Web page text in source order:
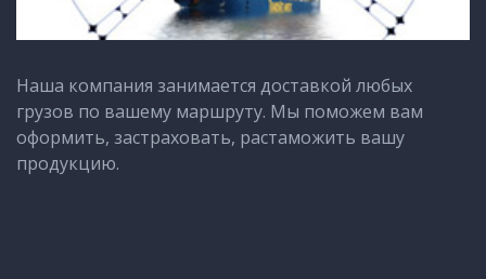
Наша компания занимается доставкой любых
грузов по вашему маршруту. Мы поможем вам
оформить, застраховать, растаможить вашу
продукцию.